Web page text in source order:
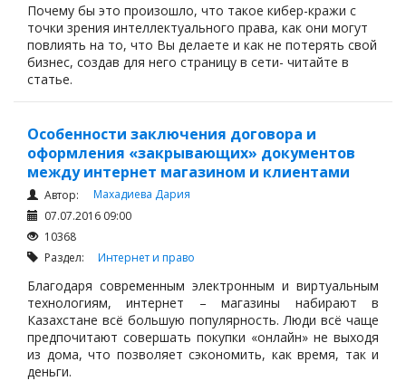
Почему бы это произошло, что такое кибер-кражи с
точки зрения интеллектуального права, как они могут
повлиять на то, что Вы делаете и как не потерять свой
бизнес, создав для него страницу в сети- читайте в
статье.
Особенности заключения договора и
оформления «закрывающих» документов
между интернет магазином и клиентами
Автор:
Махадиева Дария
07.07.2016 09:00
10368
Раздел: Интернет и право
Благодаря современным электронным и виртуальным
технологиям, интернет – магазины набирают в
Казахстане всё большую популярность. Люди всё чаще
предпочитают совершать покупки «онлайн» не выходя
из дома, что позволяет сэкономить, как время, так и
деньги.